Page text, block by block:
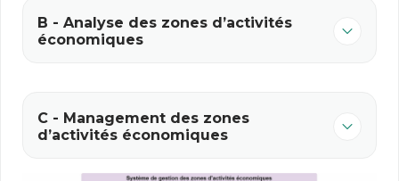
B - Analyse des zones d’activités
économiques
C - Management des zones
d’activités économiques